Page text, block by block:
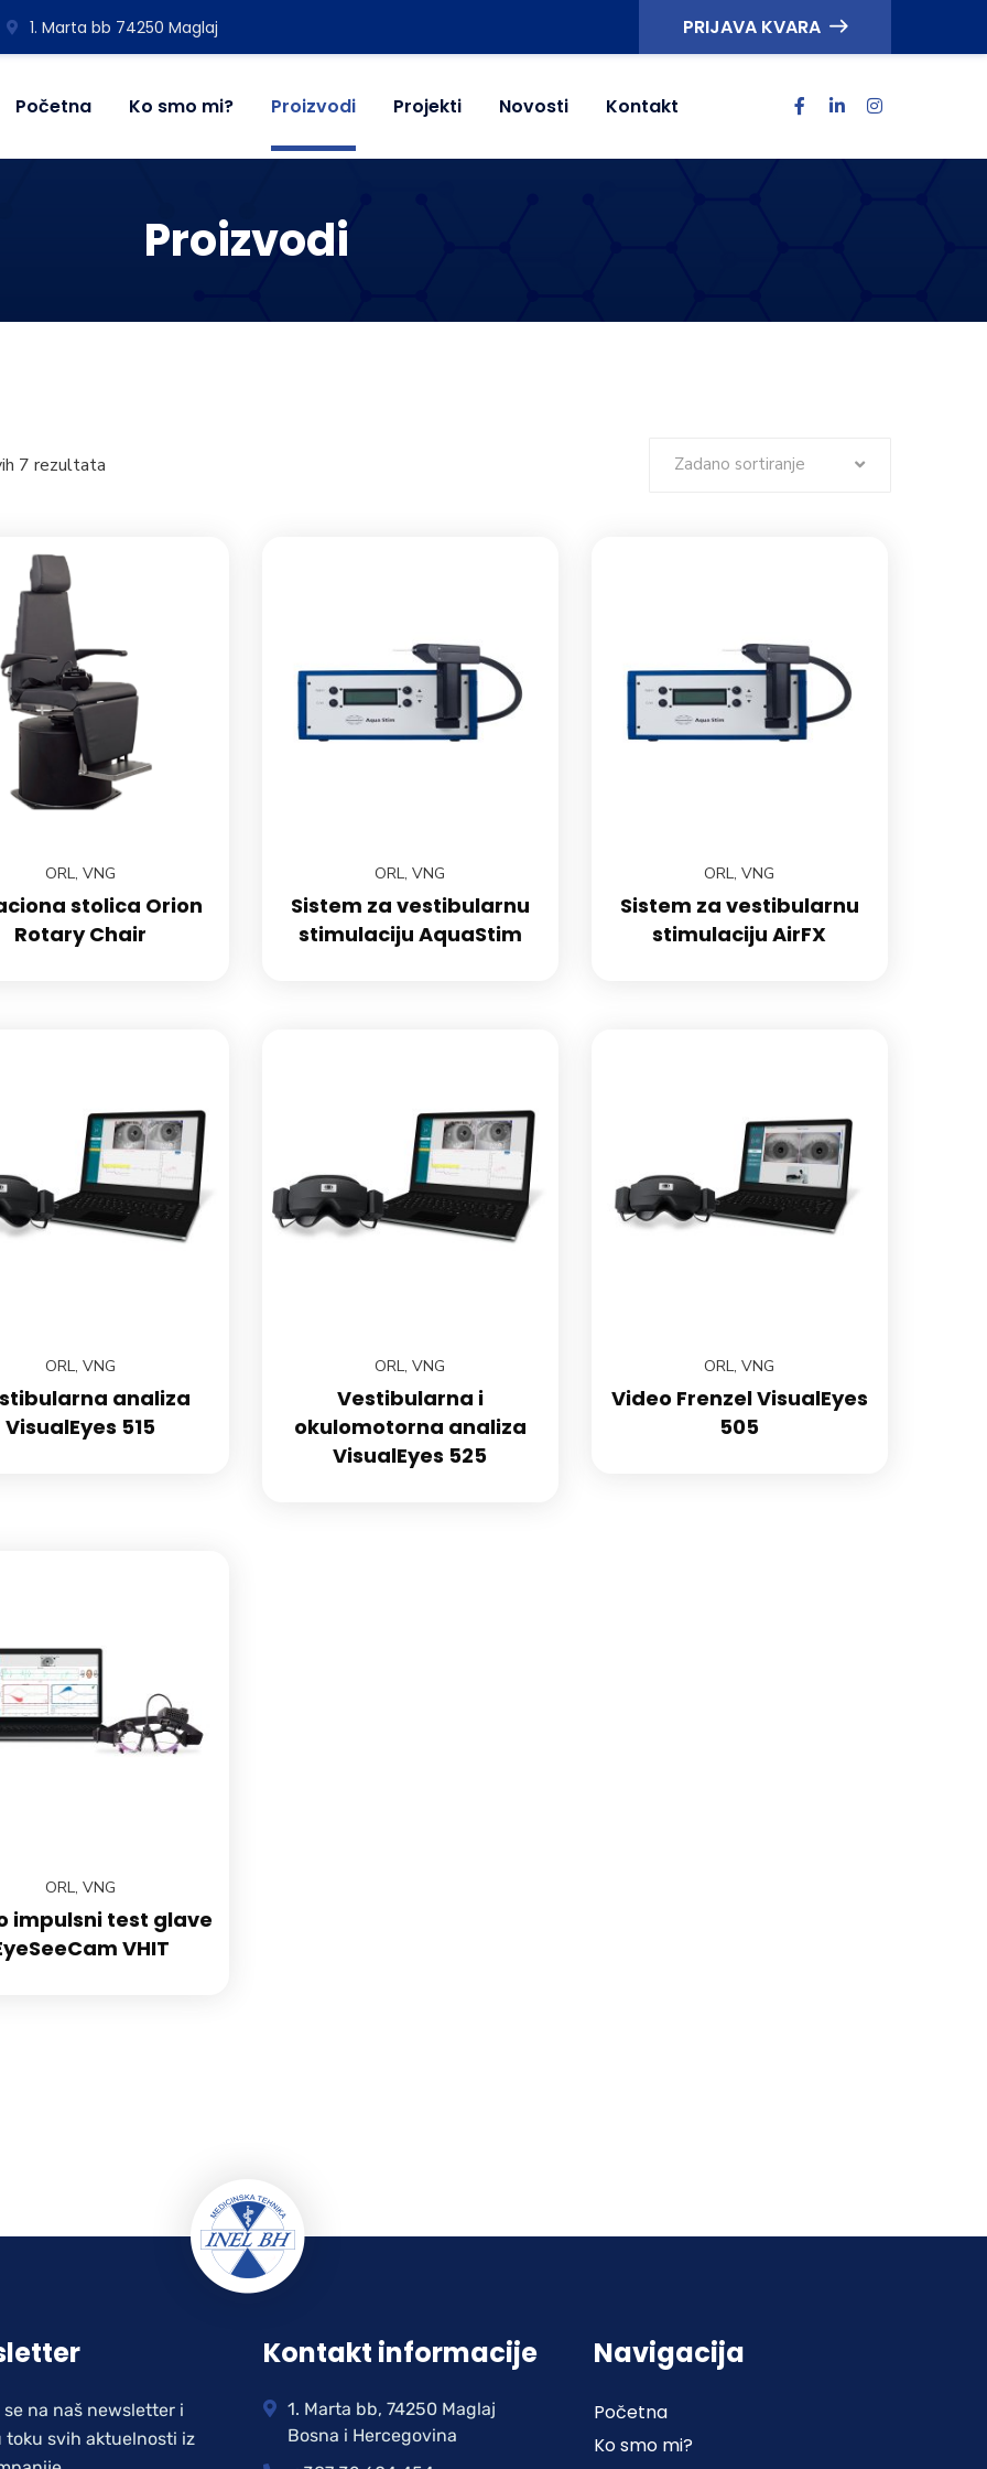
1. Marta bb 74250 Maglaj PRIJAVA KVARA
Početna Ko smo mi? Proizvodi Projekti Novosti Kontakt
Proizvodi
7 rezultata Zadano sortiranje
ORL,VNG
stolica Orion
Rotary Chair
ORL,VNG
Sistem za vestibularnu
stimulaciju AquaStim
ORL,VNG
Sistem za vestibularnu
stimulaciju AirFX
ORL,VNG
analiza
VisualEyes 515
ORL,VNG
Vestibularna i
okulomotorna analiza
VisualEyes 525
ORL,VNG
Video Frenzel VisualEyes
505
ORL,VNG
impulsni test glave
VHIT
na naš newsletter i
toku svih aktuelnosti iz
Kontakt informacije
1. Marta bb, 74250 Maglaj
Bosna i Hercegovina
Navigacija
Početna
Ko smo mi?